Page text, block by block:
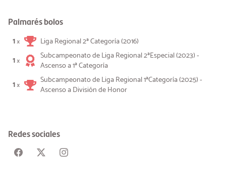
Palmarés bolos
1×
Liga Regional 2ª Categoría (2016)
1×
Subcampeonato de Liga Regional 2ªEspecial (2023) -
Ascenso a 1ª Categoría
1×
Subcampeonato de Liga Regional 1ªCategoría (2025) -
Ascenso a División de Honor
Redes sociales